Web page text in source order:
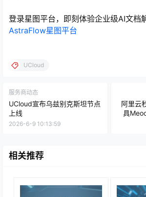
登录星图平台，即刻体验企业级AI文档
AstraFlow星图平台
UCloud
服务商动态
UCloud宣布乌兹别克斯坦节点
上线
2026-6-9 10:13:59
阿里云
具
相关推荐